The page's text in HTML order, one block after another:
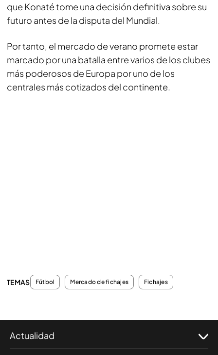
que Konaté tome una decisión definitiva sobre su
futuro antes de la disputa del Mundial.
Por tanto, el mercado de verano promete estar
marcado por una batalla entre varios de los clubes
más poderosos de Europa por uno de los
centrales más cotizados del continente.
TEMAS Fútbol Mercado de fichajes Fichajes
Actualidad